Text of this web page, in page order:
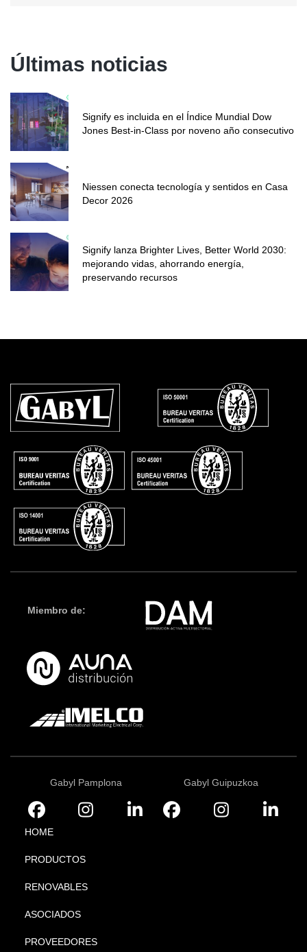
Últimas noticias
Signify es incluida en el Índice Mundial Dow
Jones Best-in-Class por noveno año consecutivo
Niessen conecta tecnología y sentidos en Casa
Decor 2026
Signify lanza Brighter Lives, Better World 2030:
mejorando vidas, ahorrando energía,
preservando recursos
Miembro de:
Gabyl Pamplona Gabyl Guipuzkoa
HOME
PRODUCTOS
RENOVABLES
ASOCIADOS
PROVEEDORES